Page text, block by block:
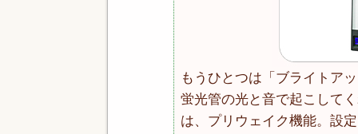
もうひとつは「ブライトア
蛍光管の光と音で起こして
は、プリウェイク機能。設